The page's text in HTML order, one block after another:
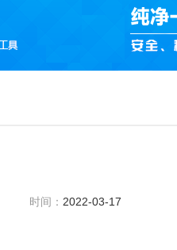
时间： 2022-03-17